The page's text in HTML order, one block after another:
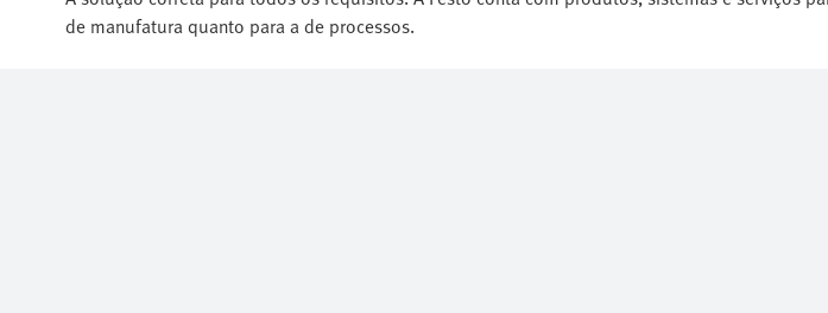
de manufatura quanto para a de processos.